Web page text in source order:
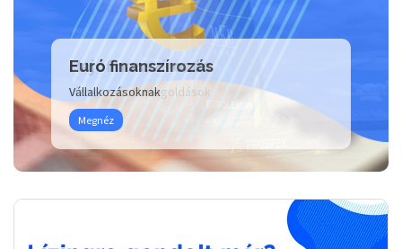
Euró finanszírozás
Vállalkozásoknak
Megnéz
Hajófinanszírozás
Vízre szabott megoldások
Megnéz